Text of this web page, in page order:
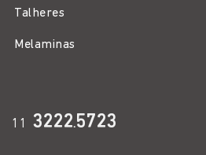
Talheres
Melaminas
11 3222.5723